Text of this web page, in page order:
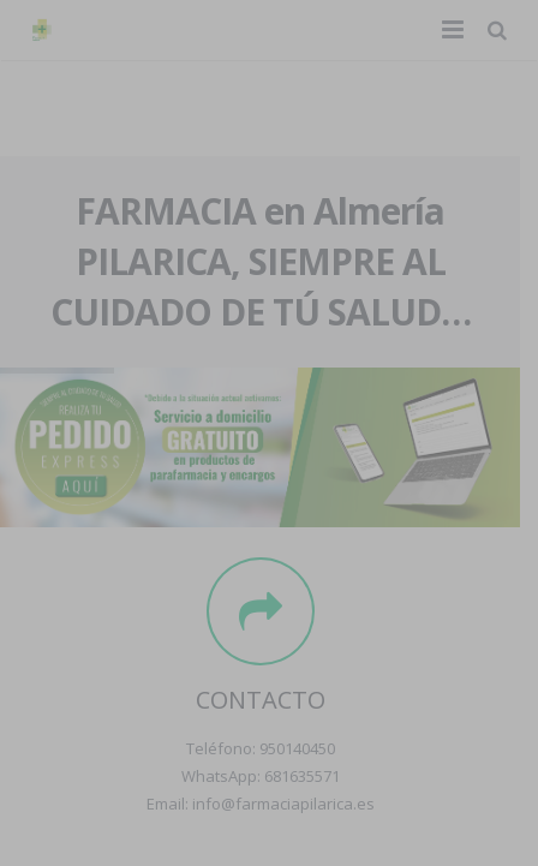
La farmacia
Nuestra historia
Nuestro equipo
Eventos
Servicios y reservas
Pedidos express
Blog
Contacto
Boletín
FARMACIA en Almería
PILARICA, SIEMPRE AL
CUIDADO DE TÚ SALUD…
CONTACTO
Teléfono: 950140450
WhatsApp: 681635571
Email: info@farmaciapilarica.es